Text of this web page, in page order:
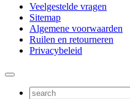
Veelgestelde vragen
Sitemap
Algemene voorwaarden
Ruilen en retourneren
Privacybeleid